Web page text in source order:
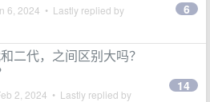
6, 2024 • Lastly replied by 6
二代，之间区别大吗？
2, 2024 • Lastly replied by
14